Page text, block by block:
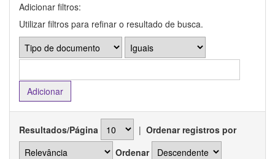
Adicionar filtros:
Utilizar filtros para refinar o resultado de busca.
Resultados/Página | Ordenar registros por
Ordenar